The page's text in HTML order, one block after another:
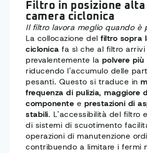
Struttura meccanica
accessibile
Manutenzione rapida
operativa.
Le spazzatrici MP-HT
un’architettura meccanica
l’accessibilità, che consente
rapidi sui componenti
pulizia periodici. Una
complessa rende infattipiù
operazioni di manutenzione
i tempi di fermo e aiuta a
macchina in efficienza
utilizzo intensivo, con un